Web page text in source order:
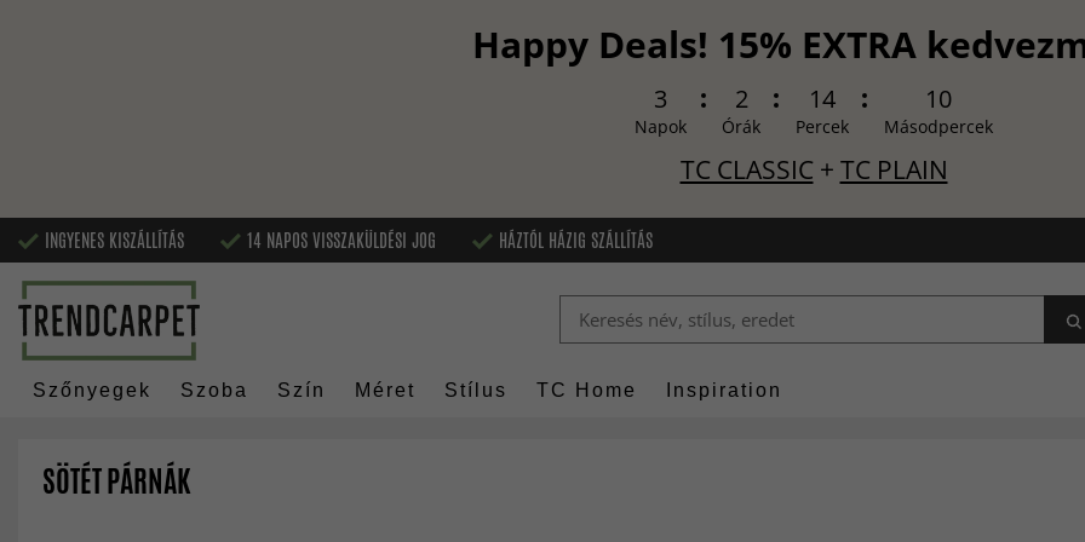
Happy Deals! 15% EXTRA
3
Napok
2
Órák
14
Percek
9
Másodpercek
TC CLASSIC+ TC PLAIN
INGYENES KISZÁLLÍTÁS 14 NAPOS VISSZAKÜLDÉSI JOG HÁZTÓL HÁZIG SZÁLLÍTÁS
Szőnyegek Szoba Szín Méret Stílus TC Home Inspiration
SÖTÉT PÁRNÁK